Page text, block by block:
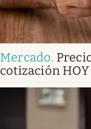
Mercado.
cotización